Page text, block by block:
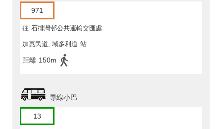
971
往 石排灣邨公共運輸交匯處
加惠民道, 域多利道 站
距離 150m
專線小巴
13